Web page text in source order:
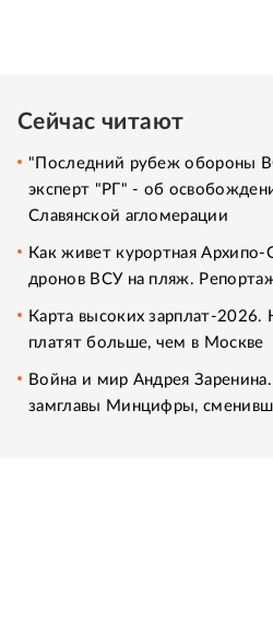
Сейчас читают
"Последний рубеж обороны
эксперт "РГ" - об
Славянской агломерации
Как живет курортная Архипо-
дронов ВСУ на пляж.
Карта высоких зарплат-2026.
платят больше, чем в Москве
Война и мир Андрея
замглавы Минцифры,